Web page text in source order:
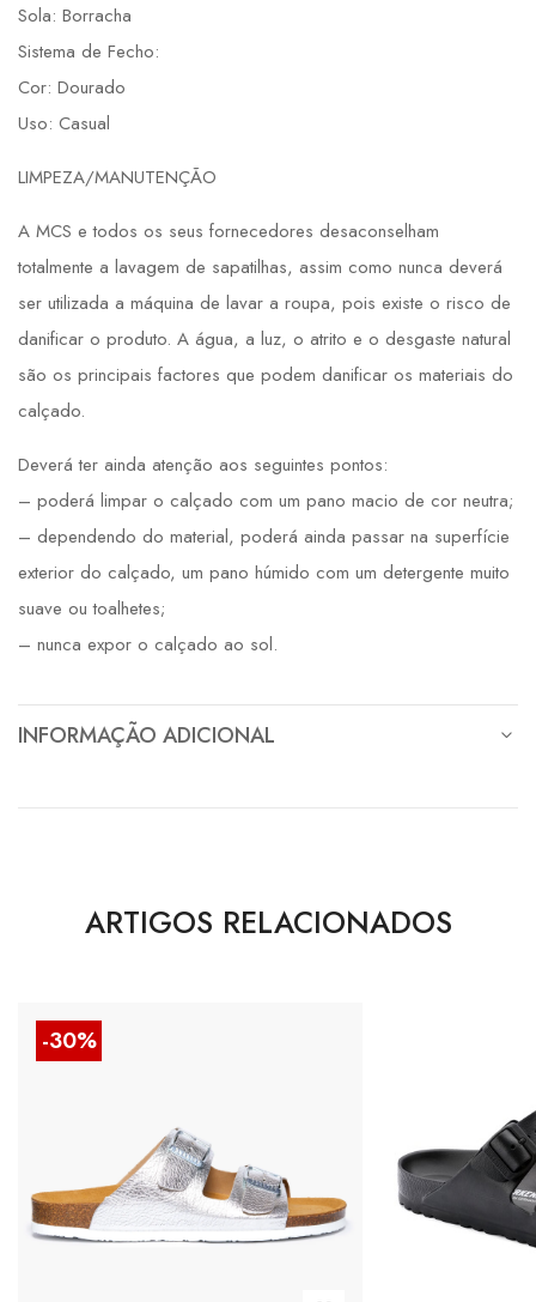
Sola: Borracha
Sistema de Fecho:
Cor: Dourado
Uso: Casual
LIMPEZA/MANUTENÇÃO
A MCS e todos os seus fornecedores desaconselham
totalmente a lavagem de sapatilhas, assim como nunca deverá
ser utilizada a máquina de lavar a roupa, pois existe o risco de
danificar o produto. A água, a luz, o atrito e o desgaste natural
são os principais factores que podem danificar os materiais do
calçado.
Deverá ter ainda atenção aos seguintes pontos:
– poderá limpar o calçado com um pano macio de cor neutra;
– dependendo do material, poderá ainda passar na superfície
exterior do calçado, um pano húmido com um detergente muito
suave ou toalhetes;
– nunca expor o calçado ao sol.
INFORMAÇÃO ADICIONAL
ARTIGOS RELACIONADOS
-30%